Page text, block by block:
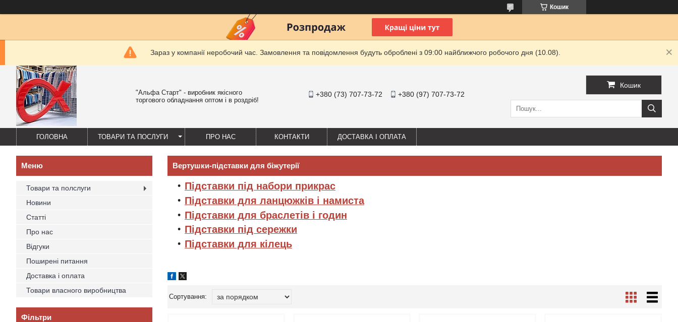
Кошик
Зараз у компанії неробочий час. Замовлення та повідомлення будуть оброблені з 09:00 найближчого робочого дня (10.08).
"Альфа Старт" - виробник якісного
торгового обладнання оптом і в роздріб!
+380 (73) 707-73-72 +380 (97) 707-73-72
Кошик
ГОЛОВНА ТОВАРИ ТА ПОСЛУГИ ПРО НАС КОНТАКТИ ДОСТАВКА І ОПЛАТА
Вертушки-підставки для біжутерії
Підставки під набори прикрас
Підставки для ланцюжків і намиста
Підставки для браслетів і годин
Підставки під сережки
Підставки для кілець
Товари та полслуги
Новини
Статті
Про нас
Відгуки
Поширені питання
Доставка і оплата
Товари власного виробництва
Фільтри